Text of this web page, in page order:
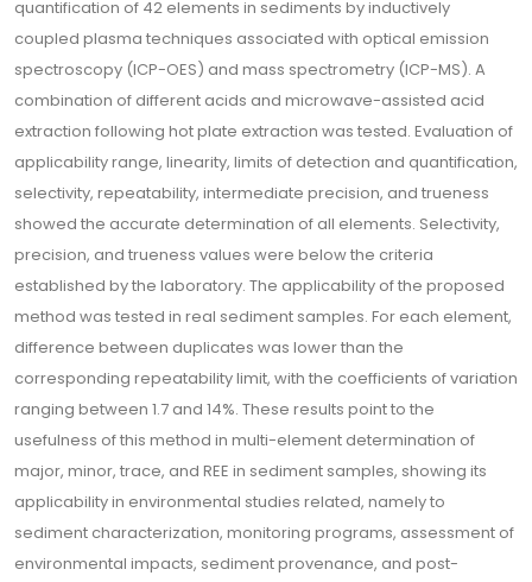
quantification of 42 elements in sediments by inductively
coupled plasma techniques associated with optical emission
spectroscopy (ICP-OES) and mass spectrometry (ICP-MS). A
combination of different acids and microwave-assisted acid
extraction following hot plate extraction was tested. Evaluation of
applicability range, linearity, limits of detection and quantification,
selectivity, repeatability, intermediate precision, and trueness
showed the accurate determination of all elements. Selectivity,
precision, and trueness values were below the criteria
established by the laboratory. The applicability of the proposed
method was tested in real sediment samples. For each element,
difference between duplicates was lower than the
corresponding repeatability limit, with the coefficients of variation
ranging between 1.7 and 14%. These results point to the
usefulness of this method in multi-element determination of
major, minor, trace, and REE in sediment samples, showing its
applicability in environmental studies related, namely to
sediment characterization, monitoring programs, assessment of
environmental impacts, sediment provenance, and post-